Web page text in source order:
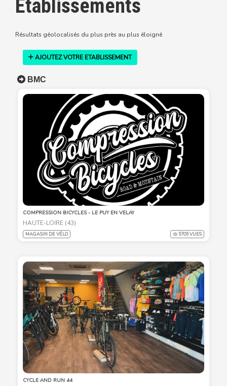
Etablissements
Résultats géolocalisés du plus près au plus éloigné
AJOUTEZ VOTRE ETABLISSEMENT
BMC
COMPRESSION BICYCLES - LE PUY EN VELAY
HAUTE-LOIRE (43)
MAGASIN DE VÉLO 5705 VUES
CYCLE AND RUN 44